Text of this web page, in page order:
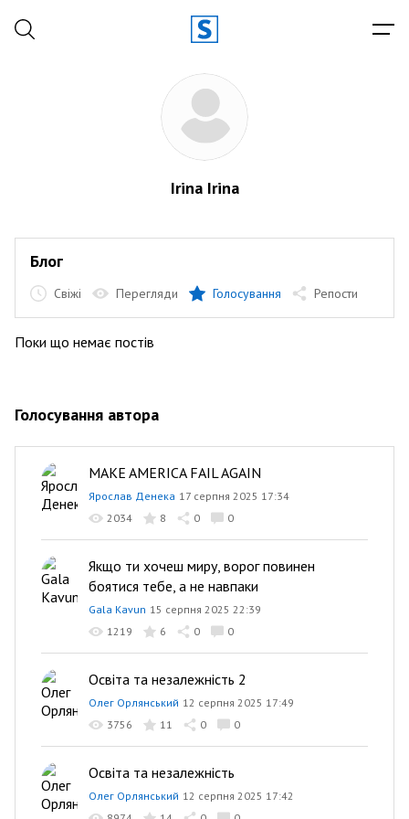
Irina Irina
Блог
Свіжі Перегляди Голосування Репости
Поки що немає постів
Голосування автора
MAKE AMERICA FAIL AGAIN
Ярослав Денека 17 серпня 2025 17:34
2034
8 0 0
Якщо ти хочеш миру, ворог повинен
боятися тебе, а не навпаки
Gala Kavun 15 серпня 2025 22:39
1219
6 0 0
Освіта та незалежність 2
Олег Орлянський 12 серпня 2025 17:49
3756
11 0 0
Освіта та незалежність
Олег Орлянський 12 серпня 2025 17:42